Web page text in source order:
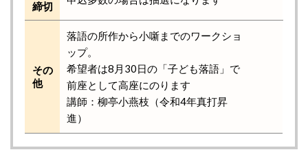
締切
その
他
落語の所作から小噺までのワークショ
ップ。
希望者は8月30日の「子ども落語」で
前座として高座にのります
講師：柳亭小燕枝（令和4年真打昇
進）